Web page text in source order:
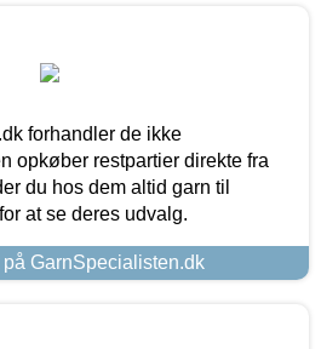
forhandler de ikke
opkøber restpartier direkte fra
du hos dem altid garn til
at se deres udvalg.
GarnSpecialisten.dk